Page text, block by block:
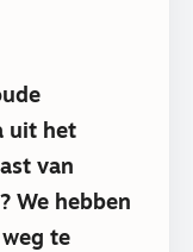
uit het
van
We hebben
te